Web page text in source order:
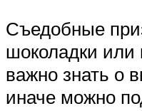
Съедобные
шоколадки или
важно знать о
иначе можно